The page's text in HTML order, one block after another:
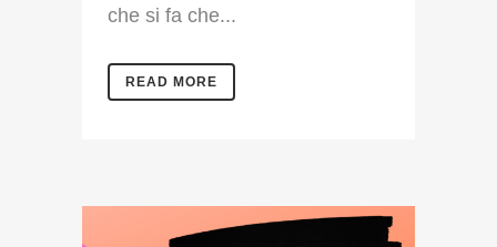
che si fa che...
READ MORE